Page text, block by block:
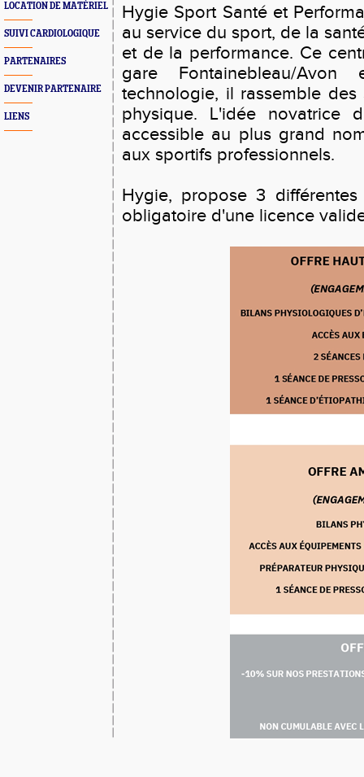
LOCATION DE MATÉRIEL
SUIVI CARDIOLOGIQUE
PARTENAIRES
DEVENIR PARTENAIRE
LIENS
Hygie Sport Santé et
au service du sport, de la
et de la performance. Ce
gare Fontainebleau/
technologie, il rassemble
physique. L'idée novatrice
accessible au plus grand
aux sportifs professionnels.
Hygie, propose 3
obligatoire d'une licence